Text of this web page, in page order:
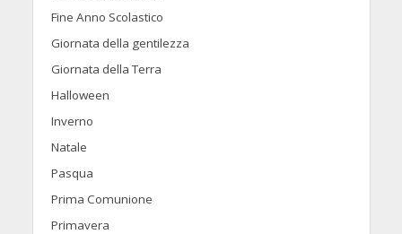
Fine Anno Scolastico
Giornata della gentilezza
Giornata della Terra
Halloween
Inverno
Natale
Pasqua
Prima Comunione
Primavera